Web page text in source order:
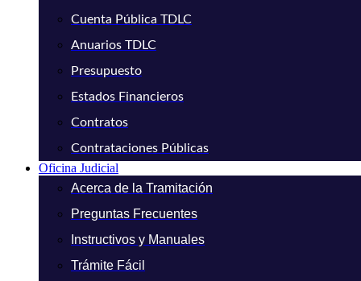
Cuenta Pública TDLC
Anuarios TDLC
Presupuesto
Estados Financieros
Contratos
Contrataciones Públicas
Oficina Judicial
Acerca de la Tramitación
Preguntas Frecuentes
Instructivos y Manuales
Trámite Fácil